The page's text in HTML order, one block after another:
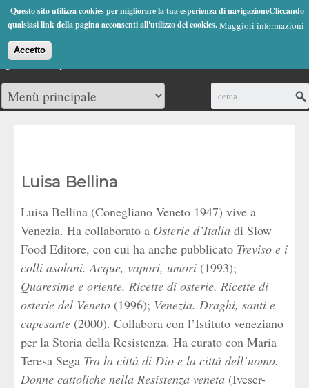
Questo sito utilizza cookies per migliorare la tua esperienza di navigazioneCliccando
qualsiasi link della pagina acconsenti all'utilizzo dei cookies.Maggiori informazioni
Accetto
Jump to Navigation
(0)
Luisa Bellina
Luisa Bellina (Conegliano Veneto 1947) vive a
Venezia. Ha collaborato a Osterie d’Italia di Slow
Food Editore, con cui ha anche pubblicato Treviso e i
colli asolani. Acque, vapori, umori (1993);
Quaresime e oriente. Ricette di osterie. Ricette di
osterie del Veneto (1996); Venezia. Draghi, santi e
capesante (2000). Collabora con l’Istituto veneziano
per la Storia della Resistenza. Ha curato con Maria
Teresa Sega Tra la città di Dio e la città dell’uomo.
Donne cattoliche nella Resistenza veneta (Iveser-